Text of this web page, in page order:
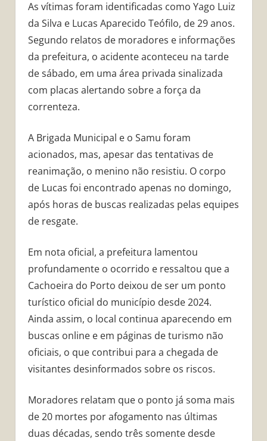
As vítimas foram identificadas como Yago Luiz
da Silva e Lucas Aparecido Teófilo, de 29 anos.
Segundo relatos de moradores e informações
da prefeitura, o acidente aconteceu na tarde
de sábado, em uma área privada sinalizada
com placas alertando sobre a força da
correnteza.
A Brigada Municipal e o Samu foram
acionados, mas, apesar das tentativas de
reanimação, o menino não resistiu. O corpo
de Lucas foi encontrado apenas no domingo,
após horas de buscas realizadas pelas equipes
de resgate.
Em nota oficial, a prefeitura lamentou
profundamente o ocorrido e ressaltou que a
Cachoeira do Porto deixou de ser um ponto
turístico oficial do município desde 2024.
Ainda assim, o local continua aparecendo em
buscas online e em páginas de turismo não
oficiais, o que contribui para a chegada de
visitantes desinformados sobre os riscos.
Moradores relatam que o ponto já soma mais
de 20 mortes por afogamento nas últimas
duas décadas, sendo três somente desde